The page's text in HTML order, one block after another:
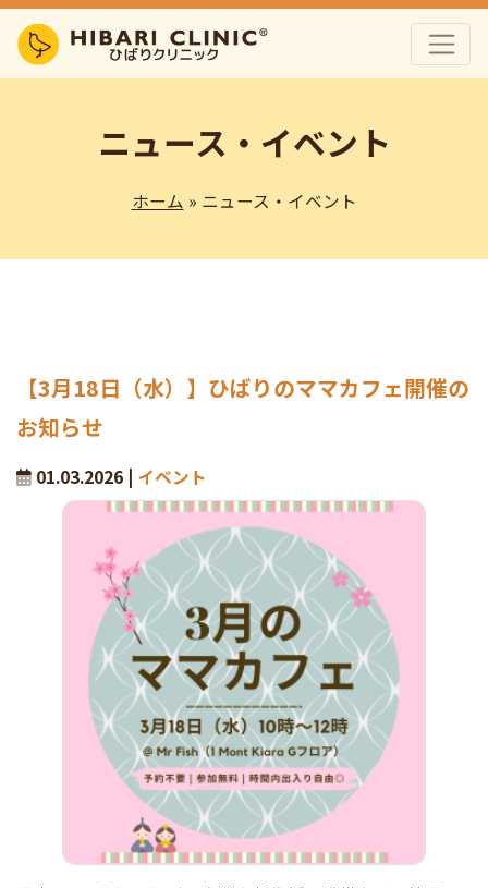
ニュース・イベント
ホーム » ニュース・イベント
【3月18日（水）】ひばりのママカフェ開催の
お知らせ
01.03.2026 | イベント